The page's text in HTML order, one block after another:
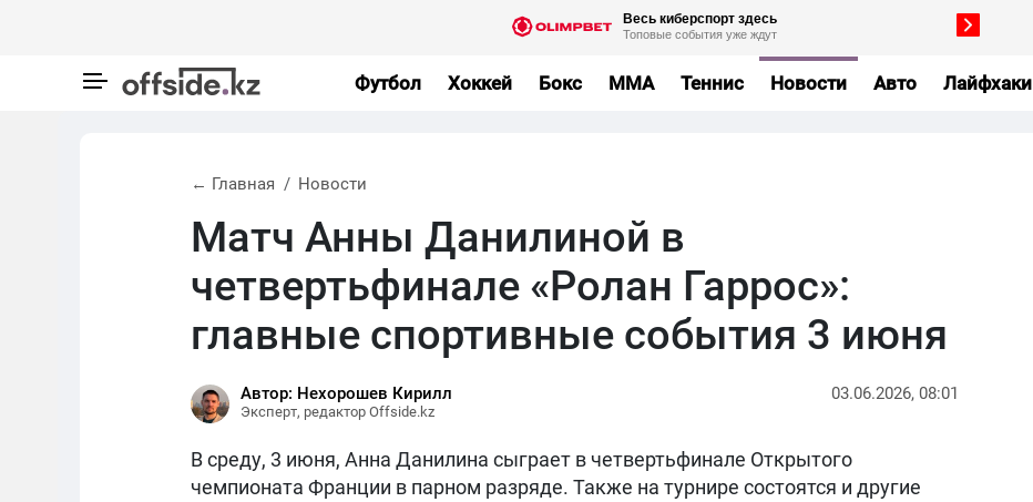
Футбол Хоккей Бокс MMA Теннис Новости Авто Лайфхаки
← Главная Новости
Матч Анны Данилиной в
четвертьфинале «Ролан Гаррос»:
главные спортивные события 3 июня
Автор: Нехорошев Кирилл
Эксперт, редактор Offside.kz
03.06.2026, 08:01
В среду, 3 июня, Анна Данилина сыграет в четвертьфинале Открытого
чемпионата Франции в парном разряде. Также на турнире состоятся и другие